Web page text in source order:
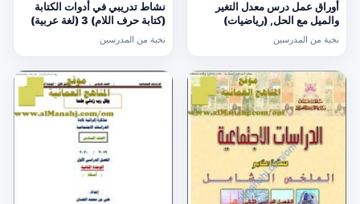
أوراق عمل درس معدل التغير
والميل مع الحل, (رياضيات)
الحادي عشر العام
نخبة من المدرسين
نشاط تدريبي في أدوات الكتابة
(كتابة حرف اللام) 3 (لغة عربية)
نخبة من المدرسين